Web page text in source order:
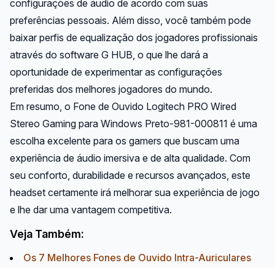
configurações de áudio de acordo com suas
preferências pessoais. Além disso, você também pode
baixar perfis de equalização dos jogadores profissionais
através do software G HUB, o que lhe dará a
oportunidade de experimentar as configurações
preferidas dos melhores jogadores do mundo.
Em resumo, o Fone de Ouvido Logitech PRO Wired
Stereo Gaming para Windows Preto-981-000811 é uma
escolha excelente para os gamers que buscam uma
experiência de áudio imersiva e de alta qualidade. Com
seu conforto, durabilidade e recursos avançados, este
headset certamente irá melhorar sua experiência de jogo
e lhe dar uma vantagem competitiva.
Veja Também:
Os 7 Melhores Fones de Ouvido Intra-Auriculares